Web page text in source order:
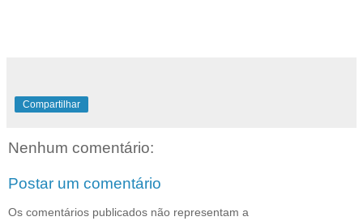
Compartilhar
Nenhum comentário:
Postar um comentário
Os comentários publicados não representam a